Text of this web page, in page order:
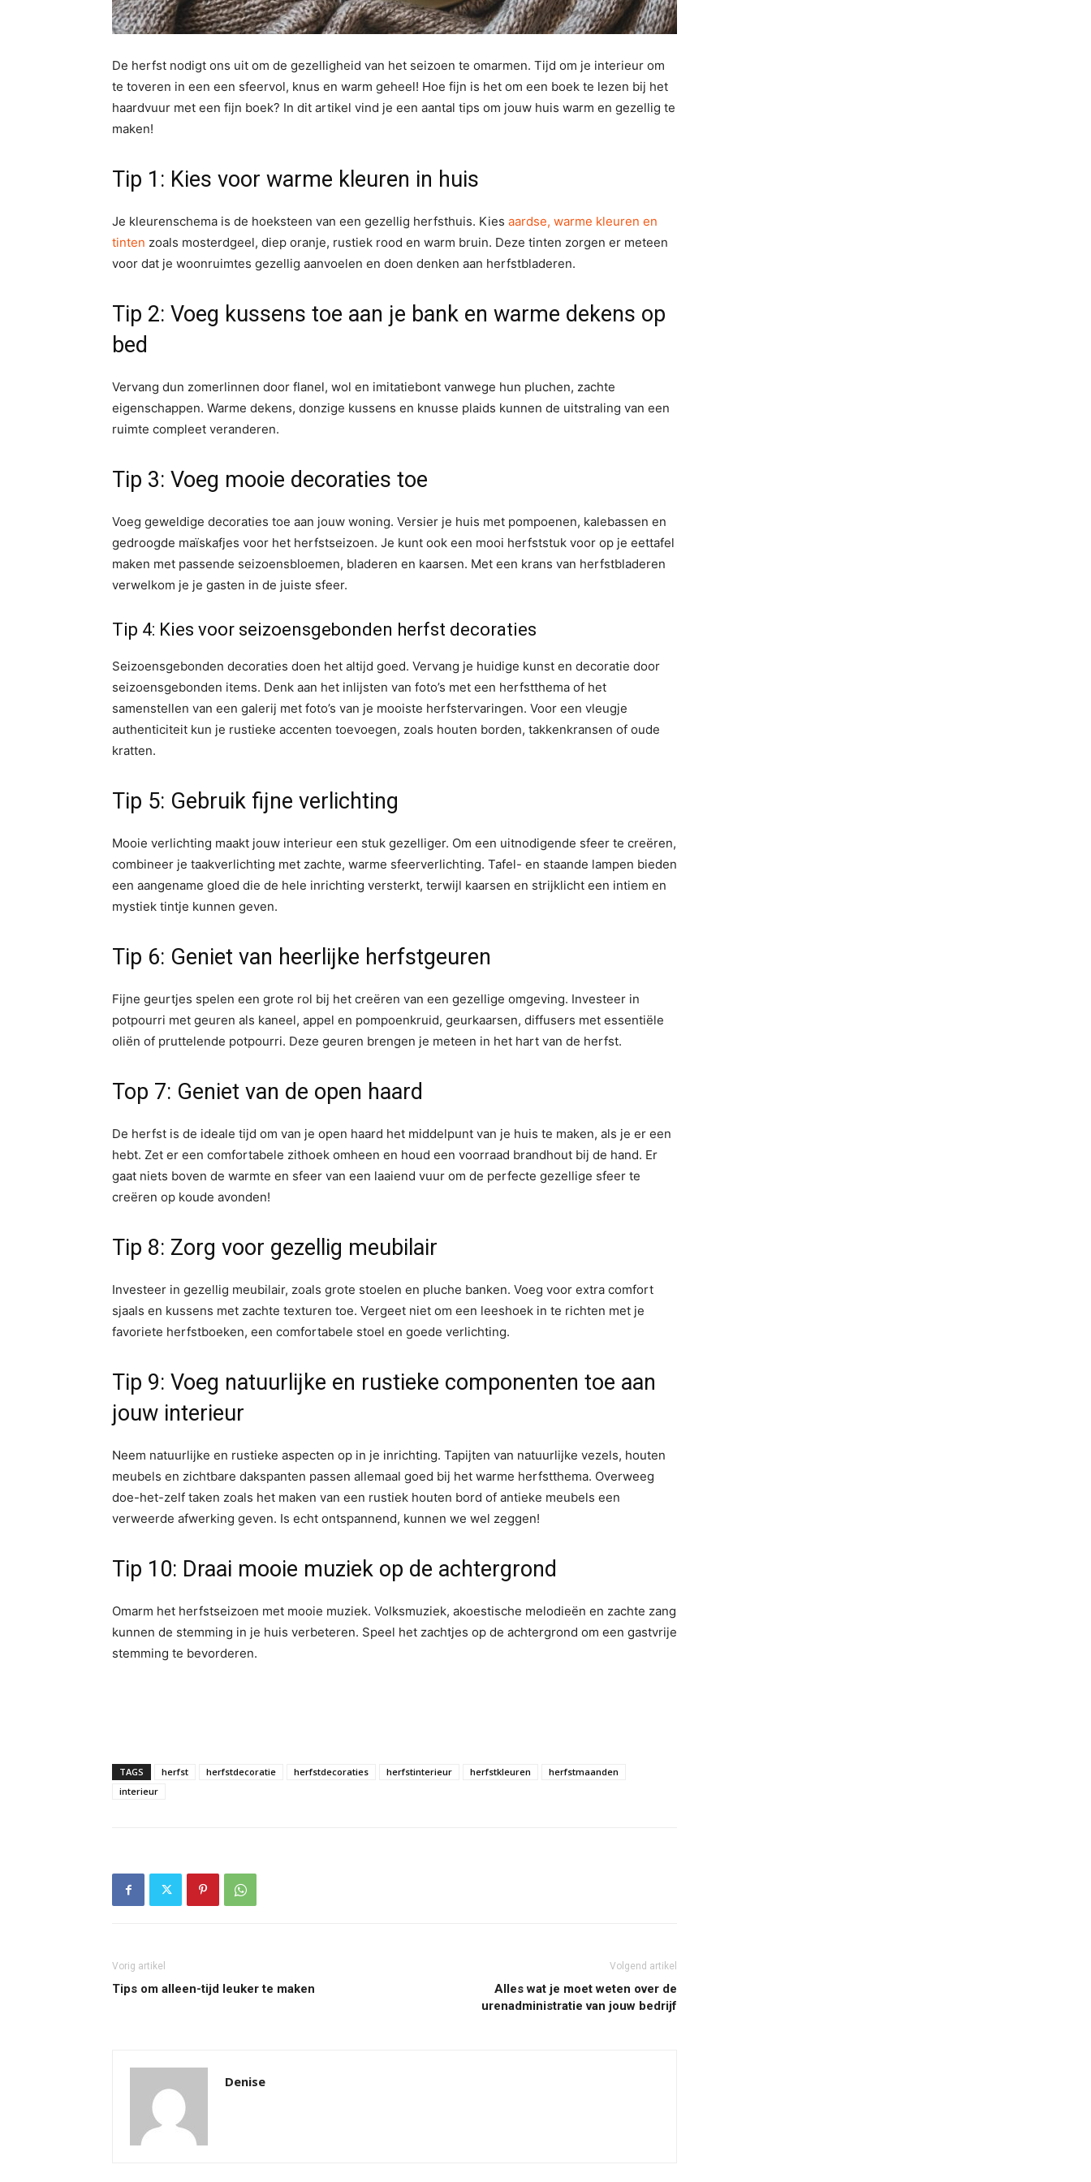
De herfst nodigt ons uit om de gezelligheid van het seizoen te omarmen. Tijd om je interieur om
te toveren in een een sfeervol, knus en warm geheel! Hoe fijn is het om een boek te lezen bij het
haardvuur met een fijn boek? In dit artikel vind je een aantal tips om jouw huis warm en gezellig te
maken!
Tip 1: Kies voor warme kleuren in huis
Je kleurenschema is de hoeksteen van een gezellig herfsthuis. Kies aardse, warme kleuren en
tinten zoals mosterdgeel, diep oranje, rustiek rood en warm bruin. Deze tinten zorgen er meteen
voor dat je woonruimtes gezellig aanvoelen en doen denken aan herfstbladeren.
Tip 2: Voeg kussens toe aan je bank en warme dekens op
bed
Vervang dun zomerlinnen door flanel, wol en imitatiebont vanwege hun pluchen, zachte
eigenschappen. Warme dekens, donzige kussens en knusse plaids kunnen de uitstraling van een
ruimte compleet veranderen.
Tip 3: Voeg mooie decoraties toe
Voeg geweldige decoraties toe aan jouw woning. Versier je huis met pompoenen, kalebassen en
gedroogde maïskafjes voor het herfstseizoen. Je kunt ook een mooi herfststuk voor op je eettafel
maken met passende seizoensbloemen, bladeren en kaarsen. Met een krans van herfstbladeren
verwelkom je je gasten in de juiste sfeer.
Tip 4: Kies voor seizoensgebonden herfst decoraties
Seizoensgebonden decoraties doen het altijd goed. Vervang je huidige kunst en decoratie door
seizoensgebonden items. Denk aan het inlijsten van foto’s met een herfstthema of het
samenstellen van een galerij met foto’s van je mooiste herfstervaringen. Voor een vleugje
authenticiteit kun je rustieke accenten toevoegen, zoals houten borden, takkenkransen of oude
kratten.
Tip 5: Gebruik fijne verlichting
Mooie verlichting maakt jouw interieur een stuk gezelliger. Om een uitnodigende sfeer te creëren,
combineer je taakverlichting met zachte, warme sfeerverlichting. Tafel- en staande lampen bieden
een aangename gloed die de hele inrichting versterkt, terwijl kaarsen en strijklicht een intiem en
mystiek tintje kunnen geven.
Tip 6: Geniet van heerlijke herfstgeuren
Fijne geurtjes spelen een grote rol bij het creëren van een gezellige omgeving. Investeer in
potpourri met geuren als kaneel, appel en pompoenkruid, geurkaarsen, diffusers met essentiële
oliën of pruttelende potpourri. Deze geuren brengen je meteen in het hart van de herfst.
Top 7: Geniet van de open haard
De herfst is de ideale tijd om van je open haard het middelpunt van je huis te maken, als je er een
hebt. Zet er een comfortabele zithoek omheen en houd een voorraad brandhout bij de hand. Er
gaat niets boven de warmte en sfeer van een laaiend vuur om de perfecte gezellige sfeer te
creëren op koude avonden!
Tip 8: Zorg voor gezellig meubilair
Investeer in gezellig meubilair, zoals grote stoelen en pluche banken. Voeg voor extra comfort
sjaals en kussens met zachte texturen toe. Vergeet niet om een leeshoek in te richten met je
favoriete herfstboeken, een comfortabele stoel en goede verlichting.
Tip 9: Voeg natuurlijke en rustieke componenten toe aan
jouw interieur
Neem natuurlijke en rustieke aspecten op in je inrichting. Tapijten van natuurlijke vezels, houten
meubels en zichtbare dakspanten passen allemaal goed bij het warme herfstthema. Overweeg
doe-het-zelf taken zoals het maken van een rustiek houten bord of antieke meubels een
verweerde afwerking geven. Is echt ontspannend, kunnen we wel zeggen!
Tip 10: Draai mooie muziek op de achtergrond
Omarm het herfstseizoen met mooie muziek. Volksmuziek, akoestische melodieën en zachte zang
kunnen de stemming in je huis verbeteren. Speel het zachtjes op de achtergrond om een gastvrije
stemming te bevorderen.
TAGS herfst herfstdecoratie herfstdecoraties herfstinterieur herfstkleuren
herfstmaanden
interieur
Vorig artikel
Tips om alleen-tijd leuker te maken
Volgend artikel
Alles wat je moet weten over de
urenadministratie van jouw bedrijf
Denise